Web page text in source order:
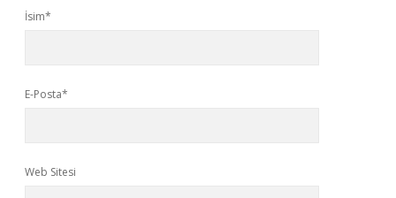
İsim*
E-Posta*
Web Sitesi